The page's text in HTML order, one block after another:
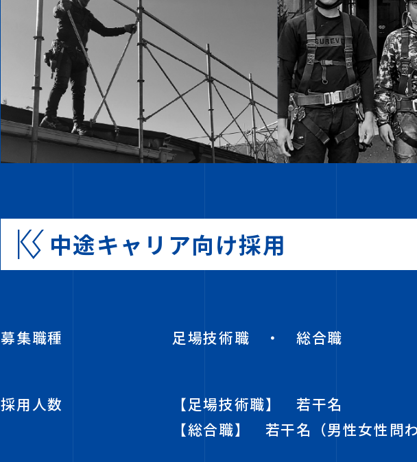
中途キャリア向け採用
募集職種 足場技術職 ・ 総合職
採用人数
【足場技術職】 若干名
【総合職】 若干名（男性女性問